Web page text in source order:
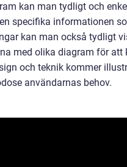
kan man tydligt och
specifika informationen
kan man också tydligt
med olika diagram för
och teknik kommer
användarnas behov.